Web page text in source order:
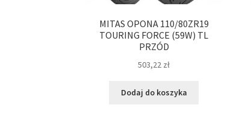
MITAS OPONA 110/80ZR19
TOURING FORCE (59W) TL
PRZÓD
503,22 zł
Dodaj do koszyka